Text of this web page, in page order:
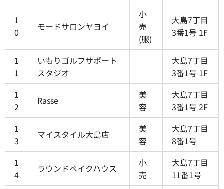
1
0
モードサロンヤヨイ
小
売
(服)
大島7丁目
3番1号 1F
1
1
いもりゴルフサポート
スタジオ
大島7丁目
3番1号 1F
1
2
Rasse
美
容
大島7丁目
3番1号 2F
1
3
マイスタイル大島店
美
容
大島7丁目
8番1号
1
4
ラウンドベイクハウス
小
売
大島7丁目
11番1号